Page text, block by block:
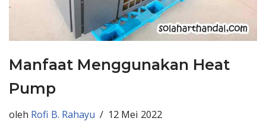
Manfaat Menggunakan Heat
Pump
oleh Rofi B. Rahayu 12 Mei 2022